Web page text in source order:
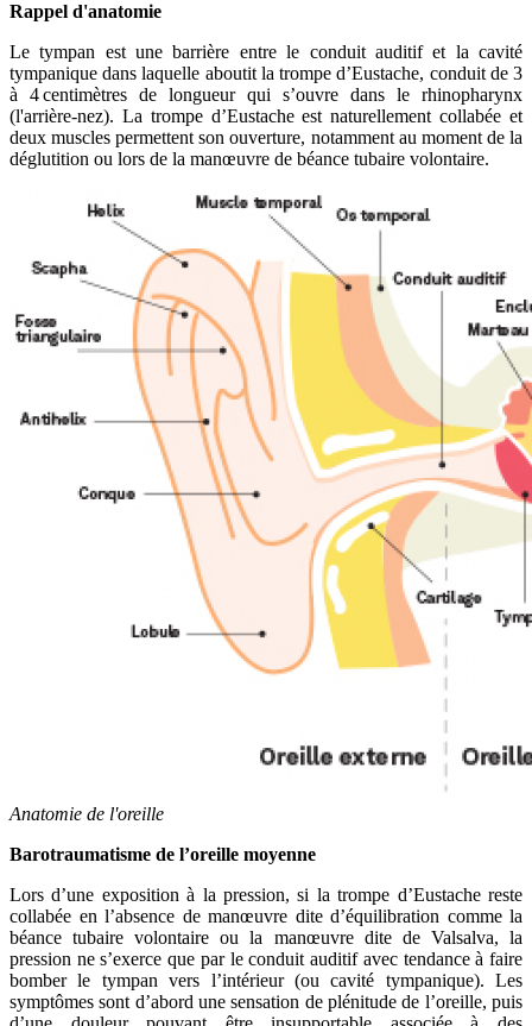
Rappel d'anatomie
Le tympan est une barrière entre le conduit auditif et la cavité
tympanique dans laquelle aboutit la trompe d’Eustache, conduit de 3
à 4 centimètres de longueur qui s’ouvre dans le rhinopharynx
(l'arrière-nez). La trompe d’Eustache est naturellement collabée et
deux muscles permettent son ouverture, notamment au moment de la
déglutition ou lors de la manœuvre de béance tubaire volontaire.
Anatomie de l'oreille
Barotraumatisme de l’oreille moyenne
Lors d’une exposition à la pression, si la trompe d’Eustache reste
collabée en l’absence de manœuvre dite d’équilibration comme la
béance tubaire volontaire ou la manœuvre dite de Valsalva, la
pression ne s’exerce que par le conduit auditif avec tendance à faire
bomber le tympan vers l’intérieur (ou cavité tympanique). Les
symptômes sont d’abord une sensation de plénitude de l’oreille, puis